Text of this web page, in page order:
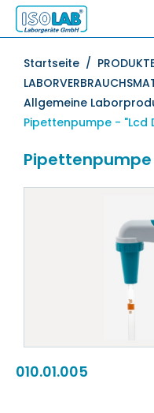
Startseite /
Allgemeine
Pipettenpumpe - "Lcd
Pipettenpumpe
010.01.005